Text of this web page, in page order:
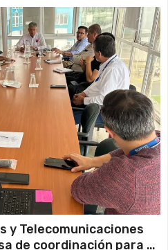
y Telecomunicaciones
de coordinación para el